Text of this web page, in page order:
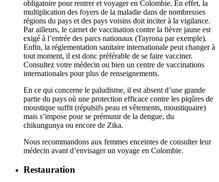
obligatoire pour rentrer et voyager en Colombie. En effet, la
multiplication des foyers de la maladie dans de nombreuses
régions du pays et des pays voisins doit inciter à la vigilance.
Par ailleurs, le carnet de vaccination contre la fièvre jaune est
exigé à l’entrée des parcs nationaux (Tayrona par exemple).
Enfin, la réglementation sanitaire internationale peut changer à
tout moment, il est donc préférable de se faire vacciner.
Consultez votre médecin ou bien un centre de vaccinations
internationales pour plus de renseignements.
En ce qui concerne le paludisme, il est absent d’une grande
partie du pays où une protection efficace contre les piqûres de
moustique suffit (répulsifs peau et vêtements, moustiquaire)
mais s’impose pour se prémunir de la dengue, du
chikungunya ou encore de Zika.
Nous recommandons aux femmes enceintes de consulter leur
médecin avant d’envisager un voyage en Colombie.
Restauration